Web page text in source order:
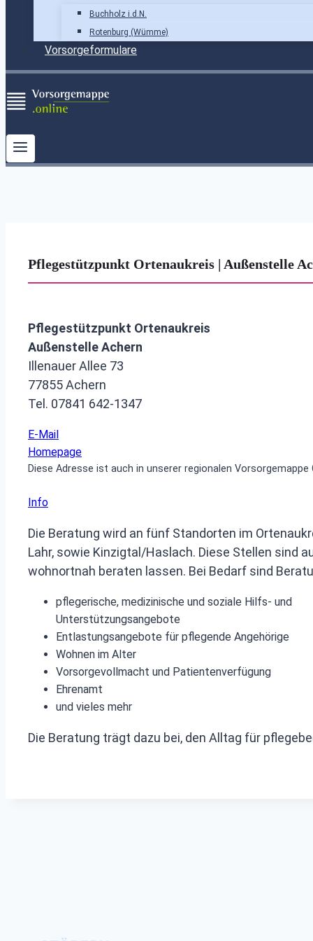
Buchholz i.d.N.
Rotenburg (Wümme)
Vorsorgeformulare
Pflegestützpunkt Ortenaukreis | Außenstelle
Pflegestützpunkt Ortenaukreis
Außenstelle Achern
Illenauer Allee 73
77855 Achern
Tel. 07841 642‑1347
E-Mail
Homepage
Diese Adresse ist auch in unserer regionalen Vorsorgemappe
Info
Die Beratung wird an fünf Standorten im
Lahr, sowie Kinzigtal/Haslach. Diese Stellen sind
wohnortnah beraten lassen. Bei Bedarf sind
pflegerische, medizinische und soziale Hilfs- und
Unterstützungsangebote
Entlastungsangebote für pflegende Angehörige
Wohnen im Alter
Vorsorgevollmacht und Patientenverfügung
Ehrenamt
und vieles mehr
Die Beratung trägt dazu bei, den Alltag für